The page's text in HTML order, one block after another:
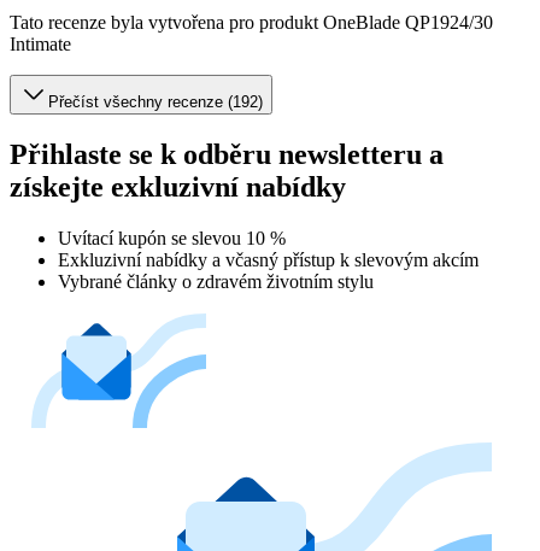
Tato recenze byla vytvořena pro produkt OneBlade QP1924/30
Intimate
Přečíst všechny recenze (192)
Přihlaste se k odběru newsletteru a
získejte exkluzivní nabídky
Uvítací kupón se slevou 10 %
Exkluzivní nabídky a včasný přístup k slevovým akcím
Vybrané články o zdravém životním stylu